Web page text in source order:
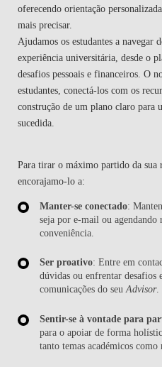
oferecendo orientação
mais precisar.
Ajudamos os estudantes a navegar
experiência universitária, desde o
desafios pessoais e financeiros. O
estudantes, conectá-los com os
construção de um plano claro para
sucedida.
Para tirar o máximo partido da sua
encorajamo-lo a:
Manter-se conectado:
seja por e-mail ou agendando
conveniência.
Ser proativo: Entre em
dúvidas ou enfrentar desafios
comunicações do seuAdvisor.
Sentir-se à vontade para
para o apoiar de forma
tanto temas académicos como